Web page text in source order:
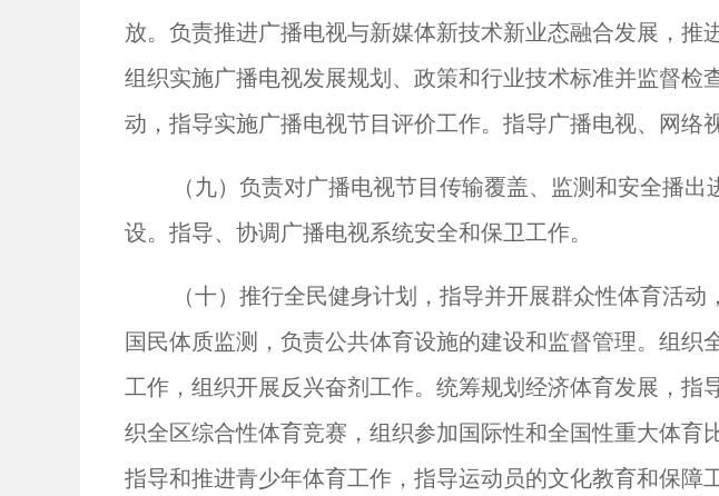
放。负责推进广播电视与新媒体新技术新业态融合发展，推
组织实施广播电视发展规划、政策和行业技术标准并监督检
动，指导实施广播电视节目评价工作。指导广播电视、网络
（九）负责对广播电视节目传输覆盖、监测和安全播
设。指导、协调广播电视系统安全和保卫工作。
（十）推行全民健身计划，指导并开展群众性体育活
国民体质监测，负责公共体育设施的建设和监督管理。组织
工作，组织开展反兴奋剂工作。统筹规划经济体育发展，指
织全区综合性体育竞赛，组织参加国际性和全国性重大体育
指导和推进青少年体育工作，指导运动员的文化教育和保障